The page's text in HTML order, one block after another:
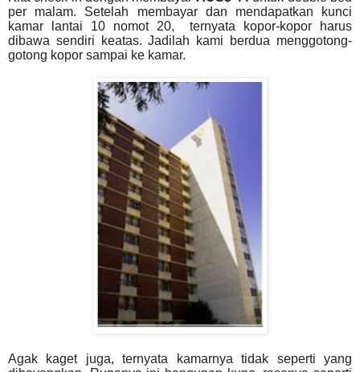
per malam. Setelah membayar dan mendapatkan kunci
kamar lantai 10 nomot 20,
ternyata kopor-kopor harus
dibawa sendiri keatas. Jadilah kami berdua menggotong-
gotong kopor sampai ke kamar.
Agak kaget juga, ternyata kamarnya tidak seperti yang